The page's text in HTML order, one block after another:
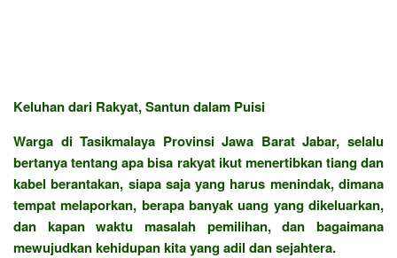
Keluhan dari Rakyat, Santun dalam Puisi
Warga di Tasikmalaya Provinsi Jawa Barat Jabar, selalu
bertanya tentang apa bisa rakyat ikut menertibkan tiang dan
kabel berantakan, siapa saja yang harus menindak, dimana
tempat melaporkan, berapa banyak uang yang dikeluarkan,
dan kapan waktu masalah pemilihan, dan bagaimana
mewujudkan kehidupan kita yang adil dan sejahtera.